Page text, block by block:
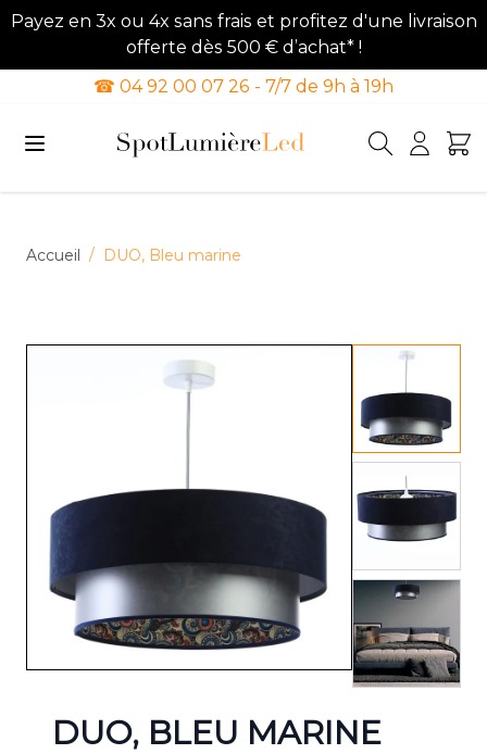
Payez en 3x ou 4x sans frais et profitez d'une livraison
offerte dès 500 € d’achat* !
☎ 04 92 00 07 26 - 7/7 de 9h à 19h
Accueil / DUO, Bleu marine
View
View
View
DUO, BLEU MARINE